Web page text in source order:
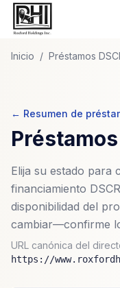
Inicio / Préstamos
← Resumen de
Elija su estado para
financiamiento
disponibilidad del
cambiar—confirme
URL canónica del
https://